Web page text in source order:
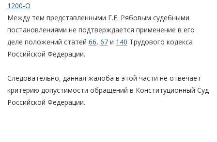
1200-О
Между тем представленными Г.Е. Рябовым судебными
постановлениями не подтверждается применение в его
деле положений статей 66, 67 и 140 Трудового кодекса
Российской Федерации.
Следовательно, данная жалоба в этой части не отвечает
критерию допустимости обращений в Конституционный Суд
Российской Федерации.